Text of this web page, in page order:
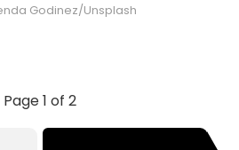
Godinez/Unsplash
Page 1 of 2